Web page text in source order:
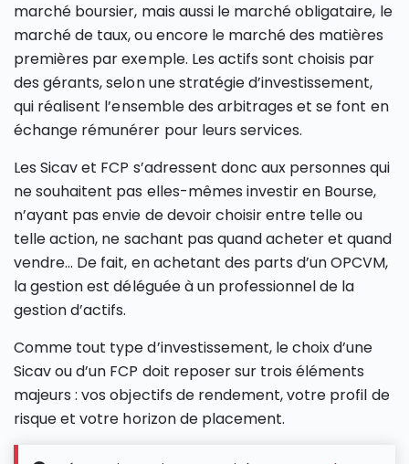
marché boursier, mais aussi le marché obligataire, le
marché de taux, ou encore le marché des matières
premières par exemple. Les actifs sont choisis par
des gérants, selon une stratégie d’investissement,
qui réalisent l’ensemble des arbitrages et se font en
échange rémunérer pour leurs services.
Les Sicav et FCP s’adressent donc aux personnes qui
ne souhaitent pas elles-mêmes investir en Bourse,
n’ayant pas envie de devoir choisir entre telle ou
telle action, ne sachant pas quand acheter et quand
vendre… De fait, en achetant des parts d’un OPCVM,
la gestion est déléguée à un professionnel de la
gestion d’actifs.
Comme tout type d’investissement, le choix d’une
Sicav ou d’un FCP doit reposer sur trois éléments
majeurs : vos objectifs de rendement, votre profil de
risque et votre horizon de placement.